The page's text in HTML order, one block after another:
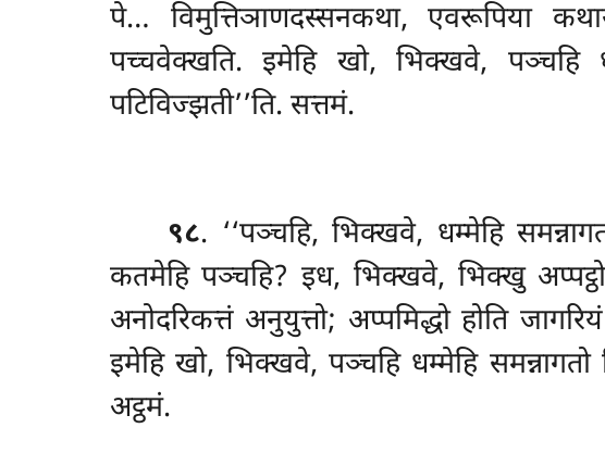
पे… विमुत्तिञाणदस्सनकथा, एवरूपिया
पच्चवेक्खति. इमेहि खो, भिक्खवे, पञ्चहि
पटिविज्झती’’ति. सत्तमं.
९८. ‘‘पञ्चहि, भिक्खवे, धम्मेहि
कतमेहि पञ्चहि? इध, भिक्खवे, भिक्खु अप्पट्ठो
अनोदरिकत्तं अनुयुत्तो; अप्पमिद्धो होति
इमेहि खो, भिक्खवे, पञ्चहि धम्मेहि समन्नागतो
अट्ठमं.